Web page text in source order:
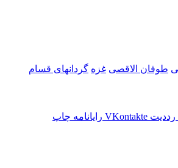
طوفان الاقصی غزه گردانهای قسام
‫رددیت ‫VKontakte رایانامه چاپ